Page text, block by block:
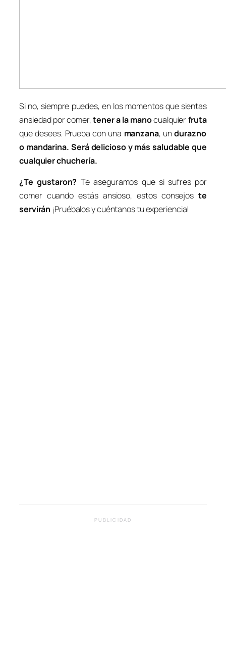
Si no, siempre puedes, en los momentos que sientas
ansiedad por comer,tener a la manocualquierfruta
que desees. Prueba con una manzana, undurazno
o mandarina. Será delicioso y más saludable que
cualquier chuchería.
¿Te gustaron? Te aseguramos que si sufres por
comer cuando estás ansioso, estos consejoste
servirán ¡Pruébalos y cuéntanos tu experiencia!
PUBLICIDAD